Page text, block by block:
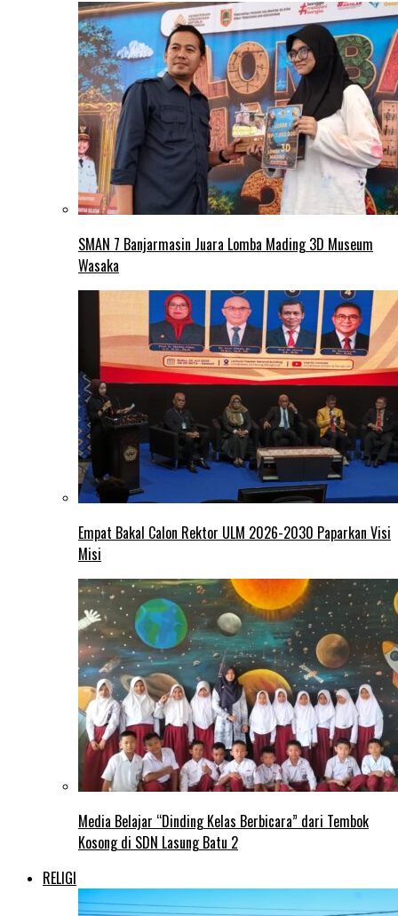
SMAN 7 Banjarmasin Juara Lomba Mading 3D Museum
Wasaka
Empat Bakal Calon Rektor ULM 2026-2030 Paparkan Visi
Misi
Media Belajar “Dinding Kelas Berbicara” dari Tembok
Kosong di SDN Lasung Batu 2
RELIGI